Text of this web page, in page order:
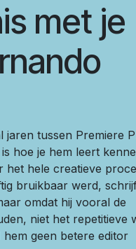
met je
jaren tussen Premiere
hoe je hem leert
het hele creatieve
bruikbaar werd,
omdat hij vooral de
niet het repetitieve
geen betere editor